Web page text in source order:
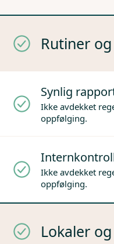
Rutiner
Synlig
Ikke avdekket
oppfølging.
Ikke avdekket
oppfølging.
Lokaler